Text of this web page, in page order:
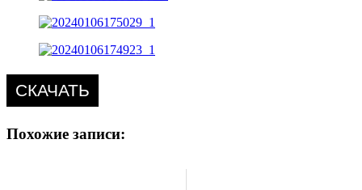
СКАЧАТЬ
Похожие записи: